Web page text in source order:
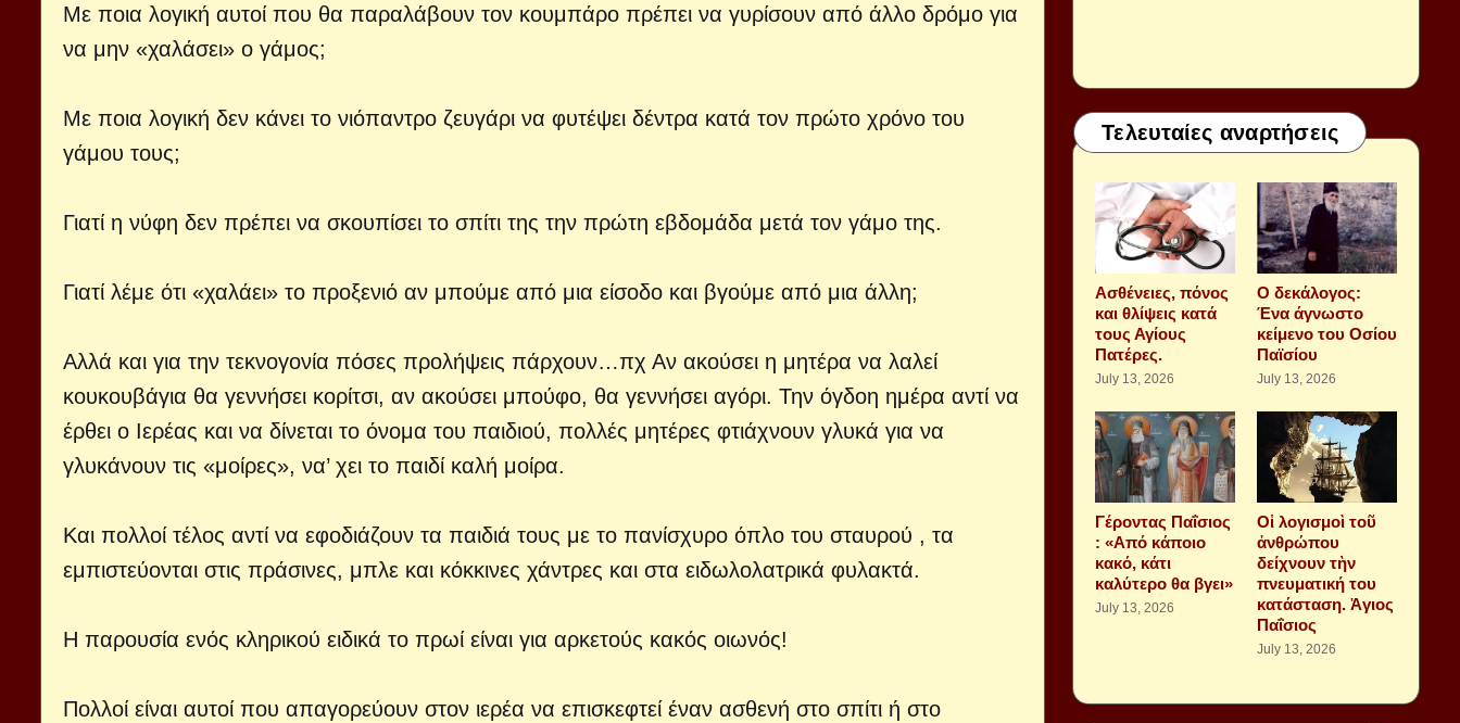
Με ποια λογική αυτοί που θα παραλάβουν τον κουμπάρο πρέπει να γυρίσουν από άλλο δρόμο για
να μην «χαλάσει» ο γάμος;
Με ποια λογική δεν κάνει το νιόπαντρο ζευγάρι να φυτέψει δέντρα κατά τον πρώτο χρόνο του
γάμου τους;
Γιατί η νύφη δεν πρέπει να σκουπίσει το σπίτι της την πρώτη εβδομάδα μετά τον γάμο της.
Γιατί λέμε ότι «χαλάει» το προξενιό αν μπούμε από μια είσοδο και βγούμε από μια άλλη;
Αλλά και για την τεκνογονία πόσες προλήψεις πάρχουν…πχ Αν ακούσει η μητέρα να λαλεί
κουκουβάγια θα γεννήσει κορίτσι, αν ακούσει μπούφο, θα γεννήσει αγόρι. Την όγδοη ημέρα αντί να
έρθει ο Ιερέας και να δίνεται το όνομα του παιδιού, πολλές μητέρες φτιάχνουν γλυκά για να
γλυκάνουν τις «μοίρες», να’ χει το παιδί καλή μοίρα.
Και πολλοί τέλος αντί να εφοδιάζουν τα παιδιά τους με το πανίσχυρο όπλο του σταυρού , τα
εμπιστεύονται στις πράσινες, μπλε και κόκκινες χάντρες και στα ειδωλολατρικά φυλακτά.
Η παρουσία ενός κληρικού ειδικά το πρωί είναι για αρκετούς κακός οιωνός!
Πολλοί είναι αυτοί που απαγορεύουν στον ιερέα να επισκεφτεί έναν ασθενή στο σπίτι ή στο
Τελευταίες αναρτήσεις
Aσθένειες, πόνος
και θλίψεις κατά
τους Αγίους
Πατέρες.
July 13, 2026
Ο δεκάλογος:
Ένα άγνωστο
κείμενο του Οσίου
Παϊσίου
July 13, 2026
Γέροντας Παΐσιος
: «Από κάποιο
κακό, κάτι
καλύτερο θα βγει»
July 13, 2026
Οἱ λογισμοὶ τοῦ
ἀνθρώπου
δείχνουν τὴν
πνευματική του
κατάσταση. Ἁγιος
Παΐσιος
July 13, 2026